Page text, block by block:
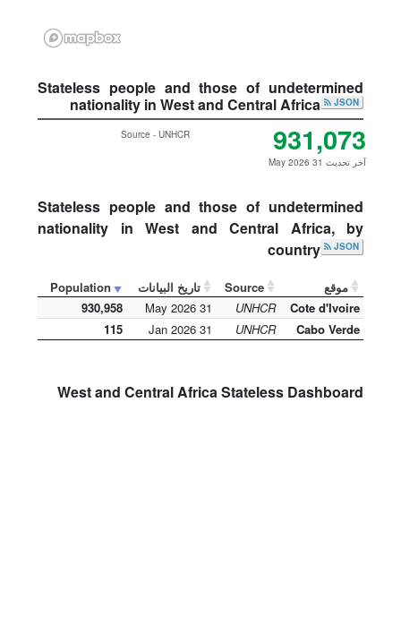
Stateless people and those of undetermined
nationality in West and Central Africa
JSON
931,073
آخر تحديث 31 May 2026
Source - UNHCR
Stateless people and those of undetermined
nationality in West and Central Africa, by
country
JSON
موقع Source تاريخ البيانات
Population
Cote d'Ivoire
UNHCR
31 May 2026
930,958
Cabo Verde
UNHCR
31 Jan 2026
115
West and Central Africa Stateless Dashboard